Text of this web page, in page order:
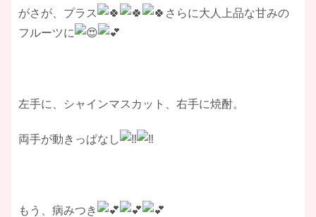
がさが、プラス
さらに大人上品な甘みの
フルーツに
左手に、シャインマスカット、右手に焼酎。
両手が動きっぱなし
もう、病みつき